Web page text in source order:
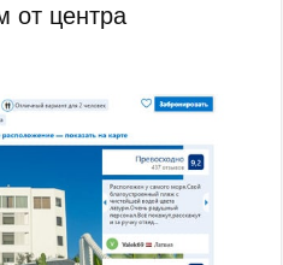
от центра